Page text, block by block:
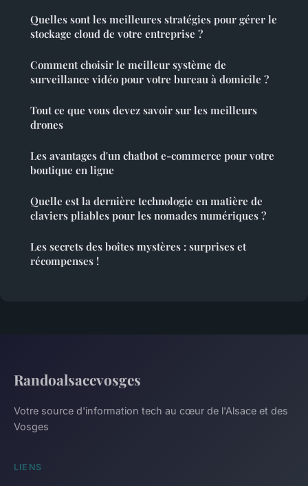
Quelles sont les meilleures stratégies pour gérer le
stockage cloud de votre entreprise ?
Comment choisir le meilleur système de
surveillance vidéo pour votre bureau à domicile ?
Tout ce que vous devez savoir sur les meilleurs
drones
Les avantages d'un chatbot e-commerce pour votre
boutique en ligne
Quelle est la dernière technologie en matière de
claviers pliables pour les nomades numériques ?
Les secrets des boîtes mystères : surprises et
récompenses !
Randoalsacevosges
Votre source d'information tech au cœur de l'Alsace et des
Vosges
LIENS